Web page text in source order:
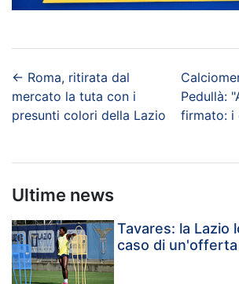
← Roma, ritirata dal
mercato la tuta con i
presunti colori della Lazio
Pedullà:
firmato: i
Ultime news
Tavares: la Lazio
caso di